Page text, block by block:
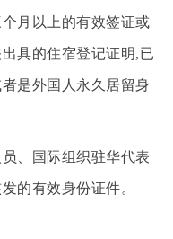
月以上的有效签证或
具的住宿登记证明,已
是外国人永久居留身
、国际组织驻华代表
的有效身份证件。